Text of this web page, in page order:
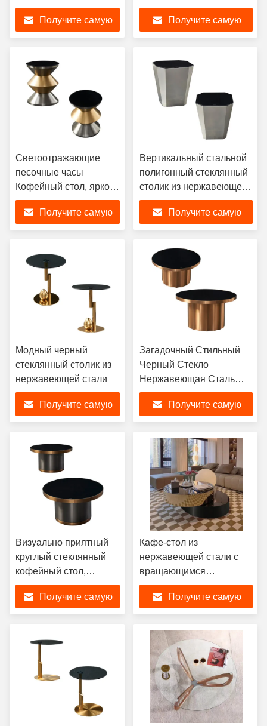
мебель гостиной,
современный
стеклянный кофейный
Получите самую Получите самую
Светоотражающие
песочные часы
Кофейный стол, ярко
закаленное стеклянное
столовоеПолучите самую
Вертикальный стальной
полигонный стеклянный
столик из нержавеющей
стали отличительный
черный металл
Получите самую
Модный черный
стеклянный столик из
нержавеющей стали
Получите самую
Загадочный Стильный
Черный Стекло
Нержавеющая Сталь
Кофейный Столик
Элегантный Круглый
Получите самую
Визуально приятный
круглый стеклянный
кофейный стол,
гармоничный
темностеклянный
кофейный стол
Получите самую
Кафе-стол из
нержавеющей стали с
вращающимся
закаленным стеклом
Получите самую